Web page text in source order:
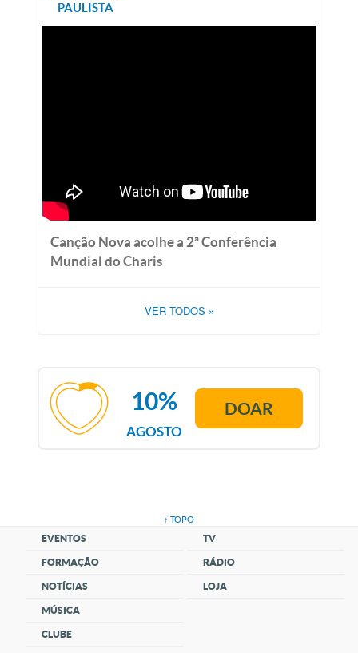
PAULISTA
Canção Nova acolhe a 2ª Conferência
Mundial do Charis
VER TODOS »
AGOSTO
10% DOAR
↑ TOPO
EVENTOS
FORMAÇÃO
NOTÍCIAS
MÚSICA
CLUBE
TV
RÁDIO
LOJA